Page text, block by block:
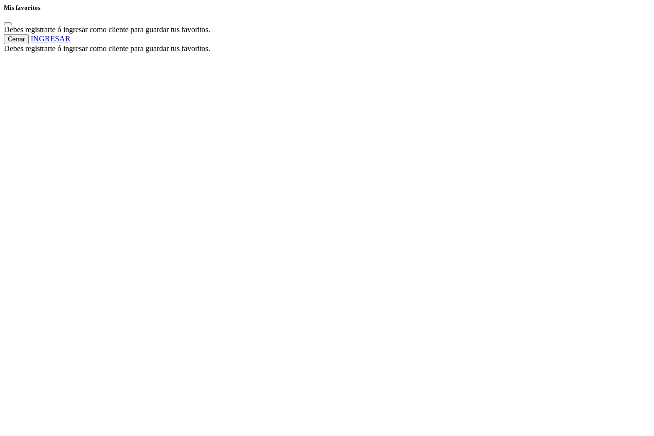
Mis favoritos
Debes registrarte ó ingresar como cliente para guardar tus favoritos.
Cerrar
INGRESAR
Debes registrarte ó ingresar como cliente para guardar tus favoritos.